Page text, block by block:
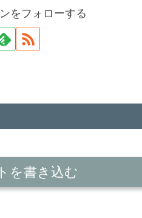
をフォローする
を書き込む